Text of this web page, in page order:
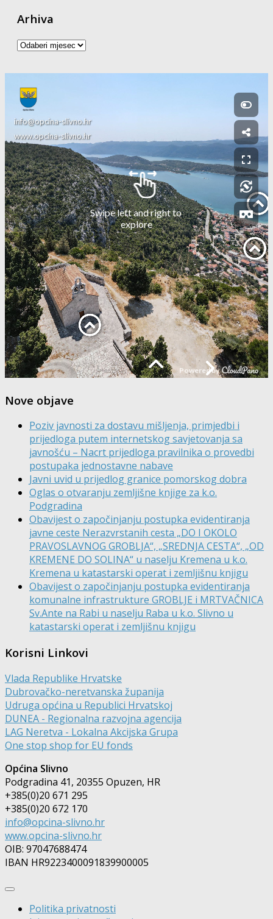
Arhiva
Arhiva
Nove objave
Poziv javnosti za dostavu mišljenja, primjedbi i
prijedloga putem internetskog savjetovanja sa
javnošću – Nacrt prijedloga pravilnika o provedbi
postupaka jednostavne nabave
Javni uvid u prijedlog granice pomorskog dobra
Oglas o otvaranju zemljišne knjige za k.o.
Podgradina
Obavijest o započinjanju postupka evidentiranja
javne ceste Nerazvrstanih cesta „DO I OKOLO
PRAVOSLAVNOG GROBLJA“, „SREDNJA CESTA“, „OD
KREMENE DO SOLINA“ u naselju Kremena u k.o.
Kremena u katastarski operat i zemljišnu knjigu
Obavijest o započinjanju postupka evidentiranja
komunalne infrastrukture GROBLJE i MRTVAČNICA
Sv.Ante na Rabi u naselju Raba u k.o. Slivno u
katastarski operat i zemljišnu knjigu
Korisni Linkovi
Vlada Republike Hrvatske
Dubrovačko-neretvanska županija
Udruga općina u Republici Hrvatskoj
DUNEA - Regionalna razvojna agencija
LAG Neretva - Lokalna Akcijska Grupa
One stop shop for EU fonds
Općina Slivno
Podgradina 41, 20355 Opuzen, HR
+385(0)20 671 295
+385(0)20 672 170
info@opcina-slivno.hr
www.opcina-slivno.hr
OIB: 97047688474
IBAN HR9223400091839900005
Politika privatnosti